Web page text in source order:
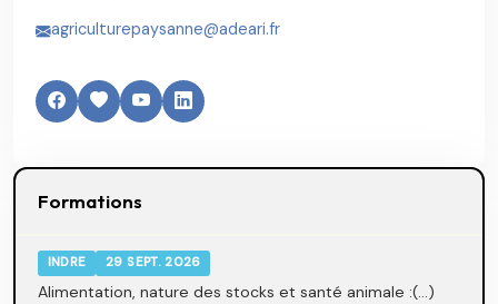
agriculturepaysanne@adeari.fr
Formations
INDRE 29 SEPT. 2026
Alimentation, nature des stocks et santé animale :(...)